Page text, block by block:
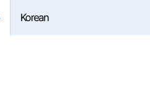
Korean